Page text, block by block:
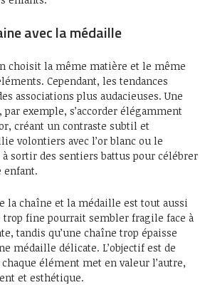
avec la médaille
choisit la même matière et le même
Cependant, les tendances
associations plus audacieuses. Une
exemple, s’accorder élégamment
créant un contraste subtil et
volontiers avec l’or blanc ou le
à sortir des sentiers battus pour célébrer
enfant.
la chaîne et la médaille est tout aussi
trop fine pourrait sembler fragile face à
tandis qu’une chaîne trop épaisse
médaille délicate. L’objectif est de
élément met en valeur l’autre,
et esthétique.